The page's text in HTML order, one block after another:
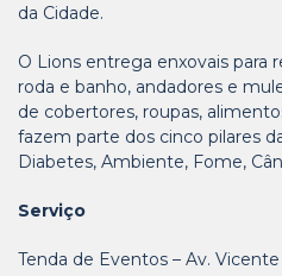
da Cidade.
O Lions entrega enxovais para
roda e banho, andadores e
de cobertores, roupas,
fazem parte dos cinco pilares
Diabetes, Ambiente, Fome,
Serviço
Tenda de Eventos – Av.